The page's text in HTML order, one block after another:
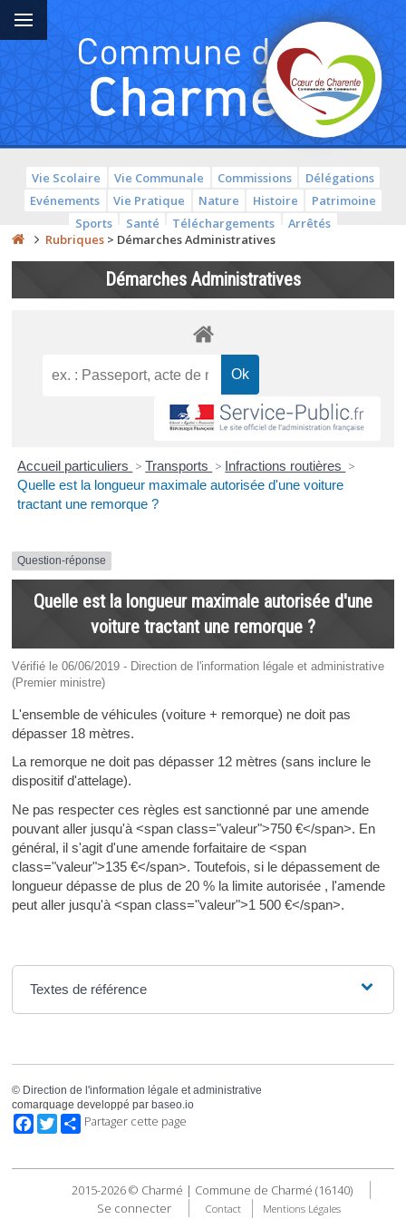
Vie Scolaire Vie Communale Commissions
Délégations
Evénements
Vie Pratique Nature Histoire
Patrimoine
Sports
Santé Téléchargements
Arrêtés
Rubriques > Démarches Administratives
Démarches Administratives
Accueil particuliers > Transports > Infractions routières >
Quelle est la longueur maximale autorisée d'une voiture
tractant une remorque ?
Question-réponse
Quelle est la longueur maximale autorisée d'une
voiture tractant une remorque ?
Vérifié le 06/06/2019 - Direction de l'information légale et administrative
(Premier ministre)
L'ensemble de véhicules (voiture + remorque) ne doit pas
dépasser 18 mètres.
La remorque ne doit pas dépasser 12 mètres (sans inclure le
dispositif d'attelage).
Ne pas respecter ces règles est sanctionné par une amende
pouvant aller jusqu'à <span class="valeur">750 €</span>. En
général, il s'agit d'une amende forfaitaire de <span
class="valeur">135 €</span>. Toutefois, si le dépassement de
longueur dépasse de plus de 20 % la limite autorisée , l'amende
peut aller jusqu'à <span class="valeur">1 500 €</span>.
Textes de référence
© Direction de l'information légale et administrative
comarquage developpé par baseo.io
Facebook
TwitterPartager cette page
2015-2026 © Charmé | Commune de Charmé (16140)
Se connecter
Contact Mentions Légales